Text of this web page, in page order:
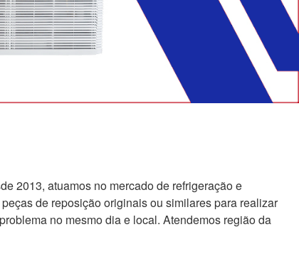
2013, atuamos no mercado de refrigeração e
de reposição originais ou similares para realizar
no mesmo dia e local. Atendemos região da